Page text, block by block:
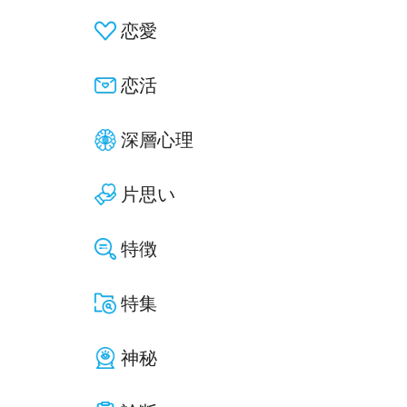
恋愛
恋活
深層心理
片思い
特徴
特集
神秘